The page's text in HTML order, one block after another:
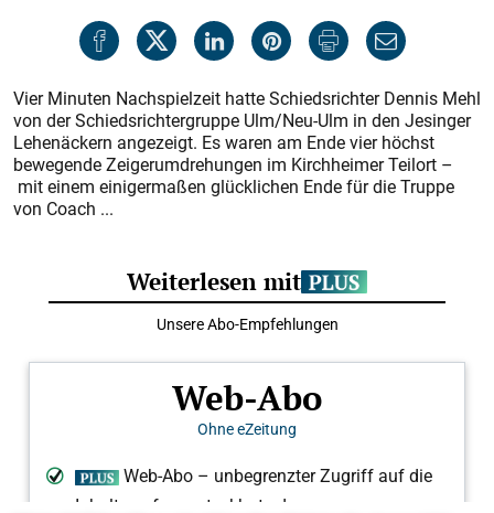
Vier Minuten Nachspielzeit hatte Schiedsrichter Dennis Mehl
von der Schiedsrichtergruppe Ulm/Neu-Ulm in den Jesinger
Lehenäckern angezeigt. Es waren am Ende vier höchst
bewegende Zeigerumdrehungen im Kirchheimer Teilort –
mit einem einigermaßen glücklichen Ende für die Truppe
von Coach ...